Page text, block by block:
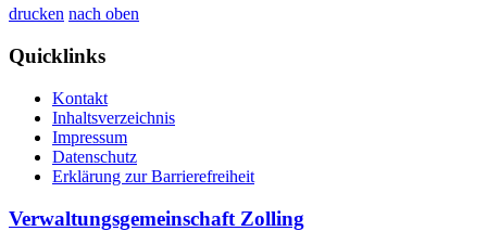
drucken nach oben
Quicklinks
Kontakt
Inhaltsverzeichnis
Impressum
Datenschutz
Erklärung zur Barrierefreiheit
Verwaltungsgemeinschaft Zolling